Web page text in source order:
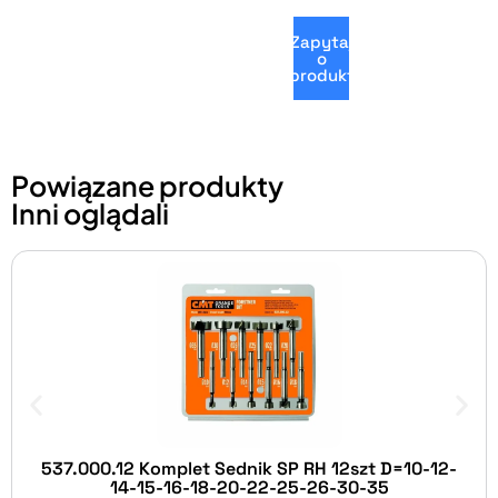
Zapytaj
o
produkt
Powiązane produkty
Inni oglądali
537.000.12 Komplet Sednik SP RH 12szt D=10-12-
14-15-16-18-20-22-25-26-30-35